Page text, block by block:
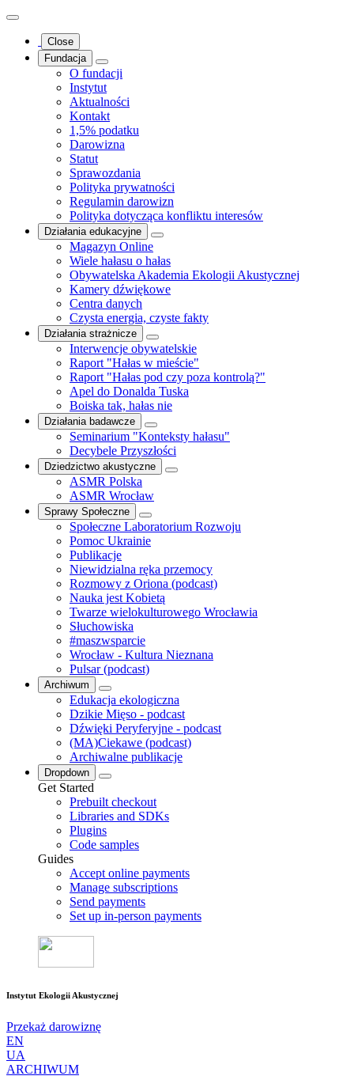
Close
Fundacja
O fundacji
Instytut
Aktualności
Kontakt
1,5% podatku
Darowizna
Statut
Sprawozdania
Polityka prywatności
Regulamin darowizn
Polityka dotycząca konfliktu interesów
Działania edukacyjne
Magazyn Online
Wiele hałasu o hałas
Obywatelska Akademia Ekologii Akustycznej
Kamery dźwiękowe
Centra danych
Czysta energia, czyste fakty
Działania strażnicze
Interwencje obywatelskie
Raport "Hałas w mieście"
Raport "Hałas pod czy poza kontrolą?"
Apel do Donalda Tuska
Boiska tak, hałas nie
Działania badawcze
Seminarium "Konteksty hałasu"
Decybele Przyszłości
Dziedzictwo akustyczne
ASMR Polska
ASMR Wrocław
Sprawy Społeczne
Społeczne Laboratorium Rozwoju
Pomoc Ukrainie
Publikacje
Niewidzialna ręka przemocy
Rozmowy z Oriona (podcast)
Nauka jest Kobietą
Twarze wielokulturowego Wrocławia
Słuchowiska
#maszwsparcie
Wrocław - Kultura Nieznana
Pulsar (podcast)
Archiwum
Edukacja ekologiczna
Dzikie Mięso - podcast
Dźwięki Peryferyjne - podcast
(MA)Ciekawe (podcast)
Archiwalne publikacje
Dropdown
Get Started
Prebuilt checkout
Libraries and SDKs
Plugins
Code samples
Guides
Accept online payments
Manage subscriptions
Send payments
Set up in-person payments
Instytut Ekologii Akustycznej
Przekaż darowiznę
EN
UA
ARCHIWUM